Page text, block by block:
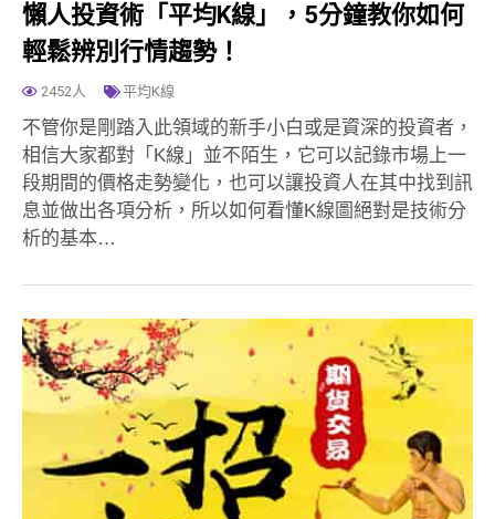
懶人投資術「平均K線」，5分鐘教你如何
輕鬆辨別行情趨勢！
2452人 平均K線
不管你是剛踏入此領域的新手小白或是資深的投資者，
相信大家都對「K線」並不陌生，它可以記錄市場上一
段期間的價格走勢變化，也可以讓投資人在其中找到訊
息並做出各項分析，所以如何看懂K線圖絕對是技術分
析的基本…